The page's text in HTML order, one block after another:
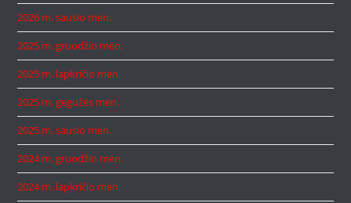
2026 m. sausio mėn.
2025 m. gruodžio mėn.
2025 m. lapkričio mėn.
2025 m. gegužės mėn.
2025 m. sausio mėn.
2024 m. gruodžio mėn.
2024 m. lapkričio mėn.